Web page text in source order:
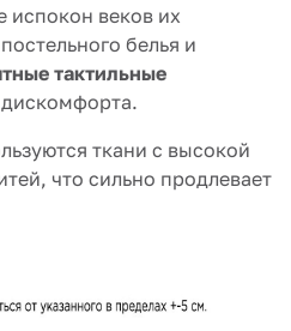
испокон веков их
белья и
тактильные
ткани с высокой
что сильно продлевает